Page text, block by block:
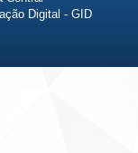
Digital - GID